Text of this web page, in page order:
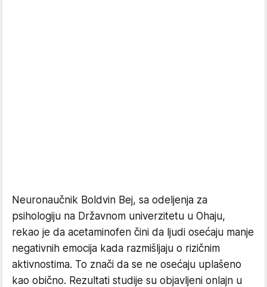
Neuronaučnik Boldvin Bej, sa odeljenja za
psihologiju na Državnom univerzitetu u Ohaju,
rekao je da acetaminofen čini da ljudi osećaju manje
negativnih emocija kada razmišljaju o rizičnim
aktivnostima. To znači da se ne osećaju uplašeno
kao obično. Rezultati studije su objavljeni onlajn u